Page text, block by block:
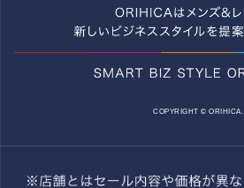
COPYRIGHT © ORIHICA.